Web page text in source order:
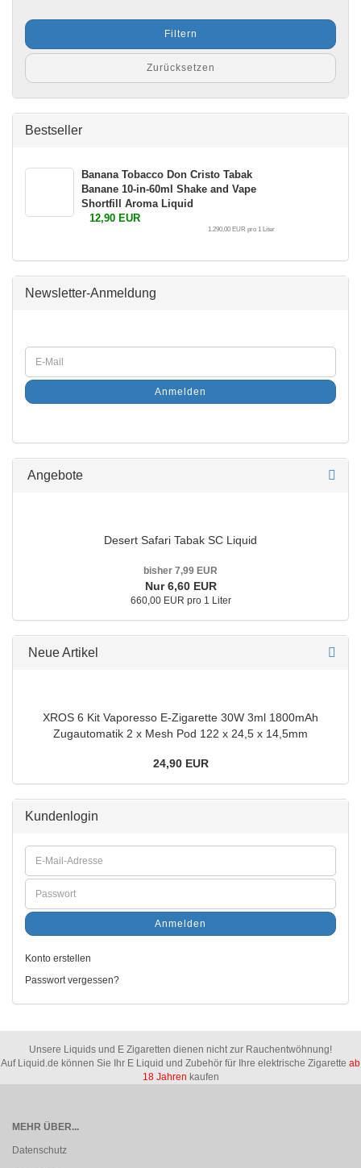
Filtern
Zurücksetzen
Bestseller
Banana Tobacco Don Cristo Tabak
Banane 10-in-60ml Shake and Vape
Shortfill Aroma Liquid
12,90 EUR
1.290,00 EUR pro 1 Liter
Newsletter-Anmeldung
Anmelden
Angebote
Desert Safari Tabak SC Liquid
bisher 7,99 EUR
Nur 6,60 EUR
660,00 EUR pro 1 Liter
Neue Artikel
XROS 6 Kit Vaporesso E-Zigarette 30W 3ml 1800mAh
Zugautomatik 2 x Mesh Pod 122 x 24,5 x 14,5mm
24,90 EUR
Kundenlogin
Anmelden
Konto erstellen
Passwort vergessen?
Unsere Liquids und E Zigaretten dienen nicht zur Rauchentwöhnung!
Auf Liquid.de können Sie Ihr E Liquid und Zubehör für Ihre elektrische Zigarette ab
18 Jahren kaufen
MEHR ÜBER...
Datenschutz